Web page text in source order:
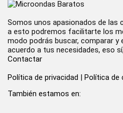
Somos unos apasionados de las
a esto podremos facilitarte los
modo podrás buscar, comparar y
acuerdo a tus necesidades, eso
Contactar
Política de privacidad | Política de
También estamos en: